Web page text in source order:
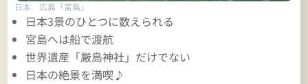
日本 広島「宮島」
日本3景のひとつに数えられる
宮島へは船で渡航
世界遺産「厳島神社」だけでない
日本の絶景を満喫♪